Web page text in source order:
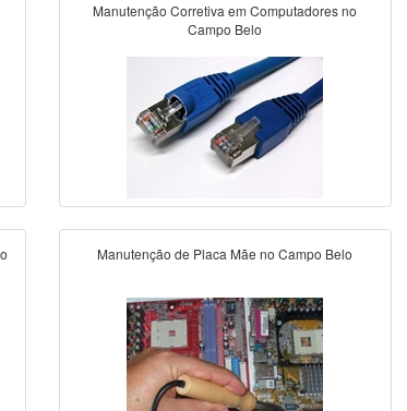
Manutenção Corretiva em Computadores no
Campo Belo
Manutenção de Placa Mãe no Campo Belo